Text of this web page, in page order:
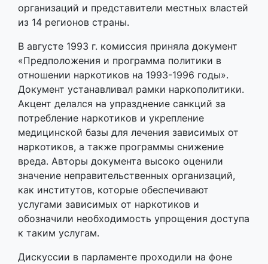
организаций и представители местных властей
из 14 регионов страны.
В августе 1993 г. комиссия приняла документ
«Предположения и программа политики в
отношении наркотиков на 1993-1996 годы».
Документ устанавливал рамки наркополитики.
Акцент делался на упразднение санкций за
потребление наркотиков и укрепление
медицинской базы для лечения зависимых от
наркотиков, а также программы снижение
вреда. Авторы документа высоко оценили
значение неправительственных организаций,
как институтов, которые обеспечивают
услугами зависимых от наркотиков и
обозначили необходимость упрощения доступа
к таким услугам.
Дискуссии в парламенте проходили на фоне